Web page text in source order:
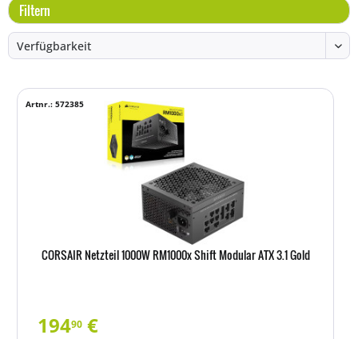
Filtern
CORSAIR Netzteil 1000W RM1000x Shift Modular ATX 3.1 Gold
Artnr.: 572385
19490 €